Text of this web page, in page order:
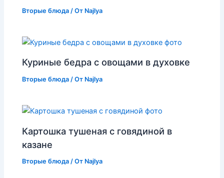
Вторые блюда / От Najlya
Куриные бедра с овощами в духовке
Вторые блюда / От Najlya
Картошка тушеная с говядиной в
казане
Вторые блюда / От Najlya